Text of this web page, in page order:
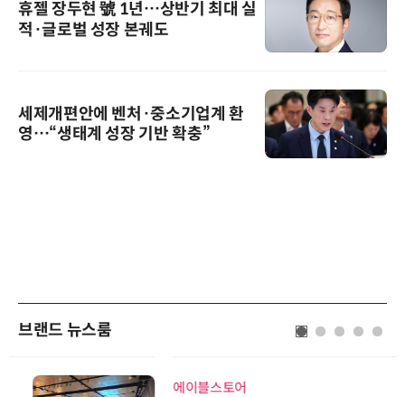
휴젤 장두현 號 1년…상반기 최대 실
적·글로벌 성장 본궤도
세제개편안에 벤처·중소기업계 환
영…“생태계 성장 기반 확충”
브랜드 뉴스룸
에이블스토어